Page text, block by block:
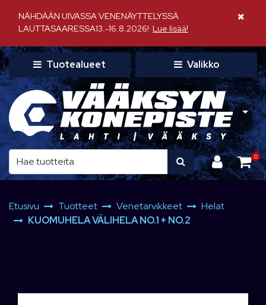
NÄHDÄÄN UIVASSA VENENÄYTTELYSSÄ
LAUTTASAARESSA13.-16.8.2026! Lue lisää!
Sulje
Tuotealueet Valikko
0
Etusivu Tuotteet Venetarvikkeet
Helat
KUOMUHELA VÄLIHELA NO.1 + NO.2